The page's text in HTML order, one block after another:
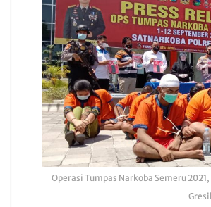
Operasi Tumpas Narkoba Semeru